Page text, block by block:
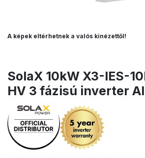
A képek eltérhetnek a valós kinézettől!
SolaX 10kW X3-IES-
HV 3 fázisú inverter